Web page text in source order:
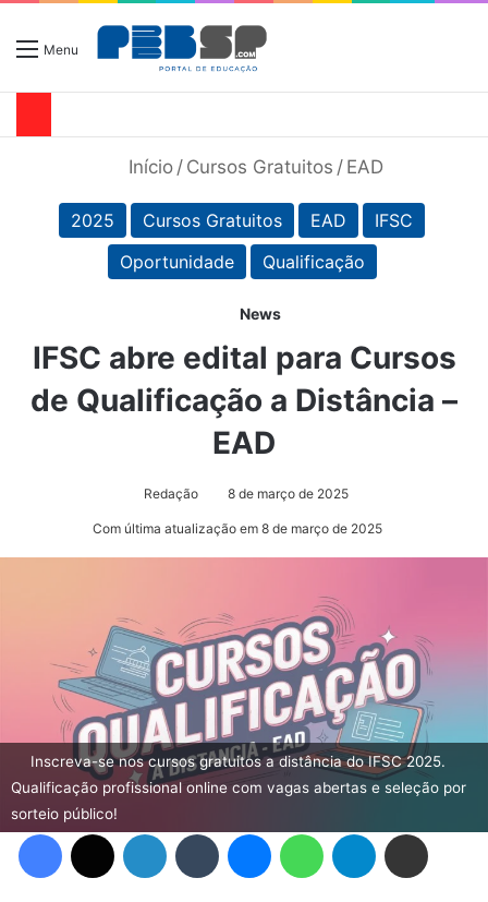
Menu
Início / Cursos Gratuitos / EAD
2025 Cursos Gratuitos EAD
IFSC
Oportunidade
Qualificação
News
IFSC abre edital para Cursos
de Qualificação a Distância –
EAD
Redação 8 de março de 2025
Com última atualização em 8 de março de 2025
Inscreva-se nos cursos gratuitos a distância do IFSC 2025.
Qualificação profissional online com vagas abertas e seleção por
sorteio público!
Facebook X Linkedin Tumblr Messenger WhatsApp Telegram Compartilhar via e-mail